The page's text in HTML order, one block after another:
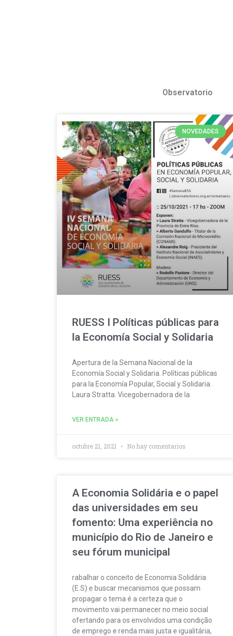
Observatorio
NOVEDADES
RUESS I Políticas públicas para
la Economía Social y Solidaria
Apertura de la Semana Nacional de la
Economía Social y Solidaria. Políticas públicas
para la Economía Popular, Social y Solidaria.
Laura Stratta. Vicegobernadora de la
VER ENTRADA »
octubre 21, 2021 No hay comentarios
A Economia Solidária e o papel
das universidades em seu
fomento: Uma experiência no
município do Rio de Janeiro e
seu fórum municipal
rabalhar o conceito de Economia Solidária
(E.S) e buscar mecanismos que possam
propagar o tema é a certeza que o
movimento vai permanecer no meio social
ofertando para os envolvidos uma condição
de emprego e renda mais justa e igualitária,